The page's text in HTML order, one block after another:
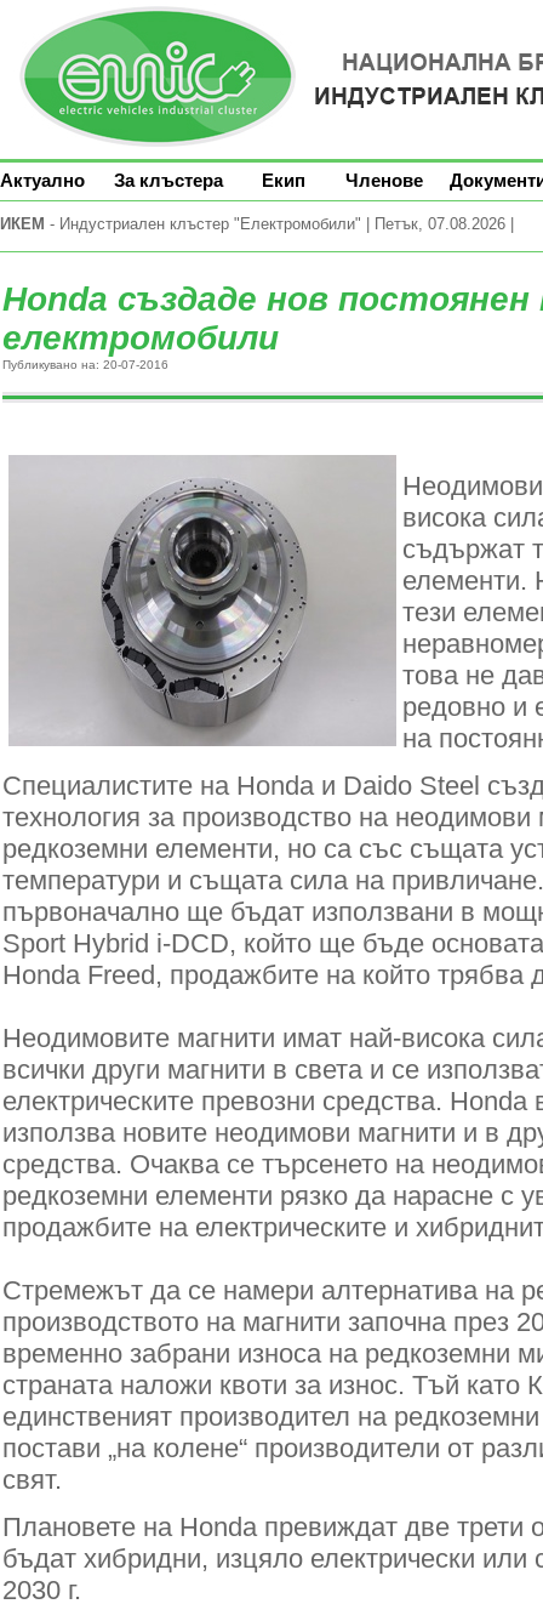
Актуално За клъстера Екип Членове
ИКЕМ - Индустриален клъстер "Електромобили" | Петък, 07.08.2026 |
Honda създаде нов
електромобили
Публикувано на: 20-07-2016
висока
съдържат
елементи.
тези
това не
редовно и
на
Специалистите на Honda и Daido Steel
технология за производство на неодимови
редкоземни елементи, но са със същата
температури и същата сила на
първоначално ще бъдат използвани в
Sport Hybrid i-DCD, който ще бъде
Honda Freed, продажбите на който трябва
Неодимовите магнити имат най-висока
всички други магнити в света и се
електрическите превозни средства.
използва новите неодимови магнити и в
средства. Очаква се търсенето на
редкоземни елементи рязко да нарасне с
продажбите на електрическите и
Стремежът да се намери алтернатива на
производството на магнити започна през
временно забрани износа на редкоземни
страната наложи квоти за износ. Тъй като
единственият производител на
постави „на колене“ производители от
свят.
Плановете на Honda превиждат две трети
бъдат хибридни, изцяло електрически или
2030 г.